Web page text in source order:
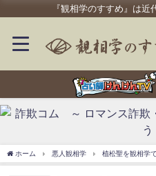
『観相学のすすめ』は近
ホーム 悪人観相学 植松聖を観相学